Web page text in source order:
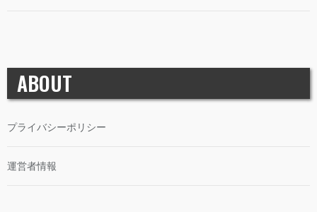
ABOUT
プライバシーポリシー
運営者情報